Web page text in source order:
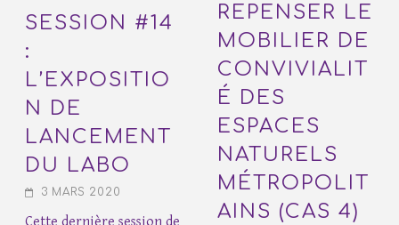
SESSION #14
:
L’EXPOSITIO
N DE
LANCEMENT
DU LABO
3 MARS 2020
REPENSER LE
MOBILIER DE
CONVIVIALIT
É DES
ESPACES
NATURELS
MÉTROPOLIT
AINS (CAS 4)